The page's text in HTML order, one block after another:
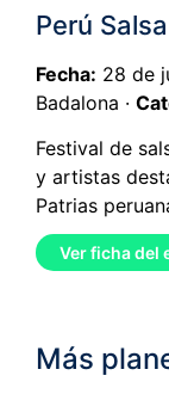
Perú
Fecha: 28 de
Badalona ·
Festival de
y artistas
Patrias
Ver ficha del
Más